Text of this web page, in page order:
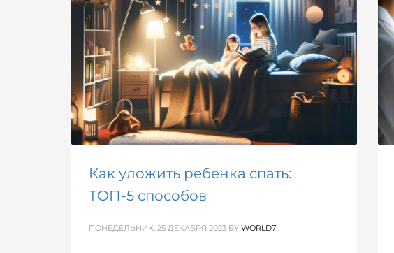
Как уложить ребенка спать:
ТОП-5 способов
ПОНЕДЕЛЬНИК, 25 ДЕКАБРЯ 2023 BY WORLD7